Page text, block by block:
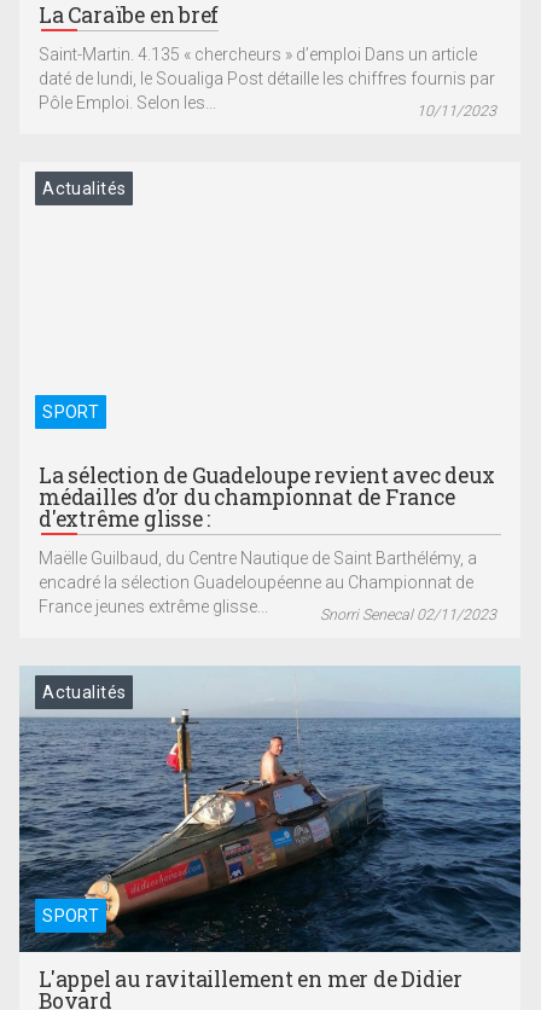
La Caraïbe en bref
Saint-Martin. 4.135 « chercheurs » d’emploi Dans un article
daté de lundi, le Soualiga Post détaille les chiffres fournis par
Pôle Emploi. Selon les...
10/11/2023
SPORT
Actualités
La sélection de Guadeloupe revient avec deux
médailles d’or du championnat de France
d'extrême glisse :
Maëlle Guilbaud, du Centre Nautique de Saint Barthélémy, a
encadré la sélection Guadeloupéenne au Championnat de
France jeunes extrême glisse...
Snorri Senecal 02/11/2023
SPORT
Actualités
L'appel au ravitaillement en mer de Didier
Bovard